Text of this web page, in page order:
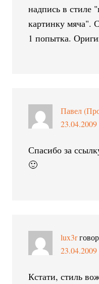
надпись в стиле
картинку мяча".
1 попытка.
Павел
23.04.2009
Спасибо за
🙂
lux3r
Кстати, стиль